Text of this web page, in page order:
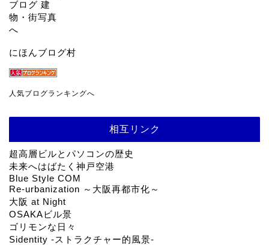
にほんブログ村
人気ブログランキングへ
相互リンク
超高層ビルとパソコンの歴史
未来へはばたく神戸空港
Blue Style COM
Re-urbanization ～大阪再都市化～
大阪 at Night
OSAKAビル景
ゴリモンな日々
Sidentity -ストラクチャー的風景-